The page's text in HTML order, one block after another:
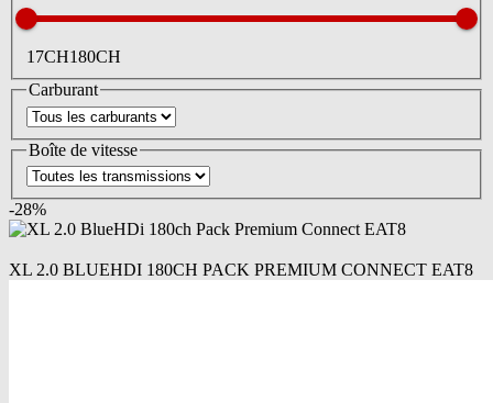
17CH180CH
Carburant
Boîte de vitesse
-28%
XL 2.0 BLUEHDI 180CH PACK PREMIUM CONNECT EAT8